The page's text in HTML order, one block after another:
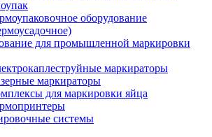
оборудование
для промышленной маркировки
маркираторы
маркираторы
для маркировки яйца
системы